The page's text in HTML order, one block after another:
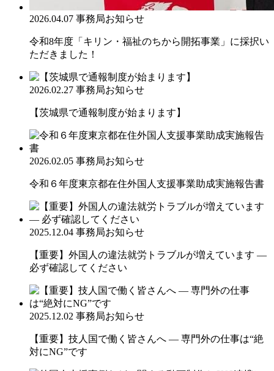
2026.04.07 事務局お知らせ
令和8年度「キリン・福祉のちから開拓事業」に採択い
ただきました！
2026.02.27 事務局お知らせ
【茨城県で通報制度が始まります】
2026.02.05 事務局お知らせ
令和６年度東京都在住外国人支援事業助成実施報告書
2025.12.04 事務局お知らせ
【重要】外国人の違法就労トラブルが増えています ―
必ず確認してください
2025.12.02 事務局お知らせ
【重要】技人国で働く皆さんへ ― 専門外の仕事は“絶
対にNG”です